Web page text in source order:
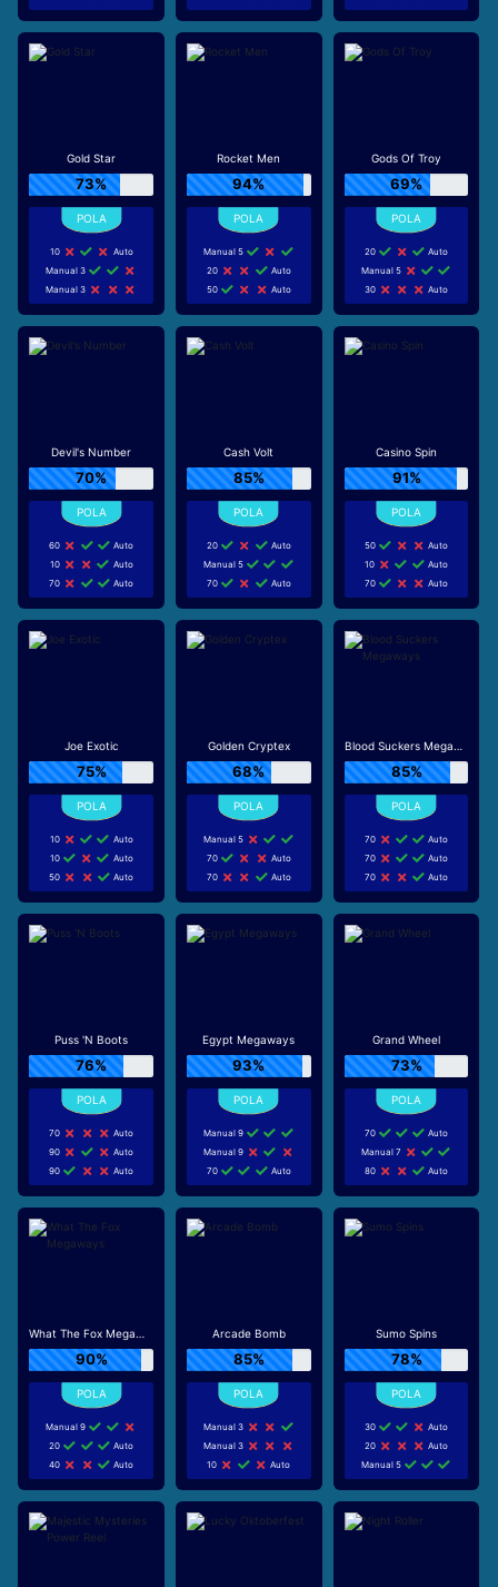
Gold Star
73%
10
Auto
Manual 3
Manual 3
Rocket Men
94%
Manual 5
20
Auto
50
Auto
Gods Of Troy
69%
20
Auto
Manual 5
30
Auto
Devil's Number
70%
60
Auto
10
Auto
70
Auto
Cash Volt
85%
20
Auto
Manual 5
70
Auto
Casino Spin
91%
50
Auto
10
Auto
70
Auto
Joe Exotic
75%
10
Auto
10
Auto
50
Auto
Golden Cryptex
68%
Manual 5
70
Auto
70
Auto
Blood Suckers Megaways
85%
70
Auto
70
Auto
70
Auto
Puss 'N Boots
76%
70
Auto
90
Auto
90
Auto
Egypt Megaways
93%
Manual 9
Manual 9
70
Auto
Grand Wheel
73%
70
Auto
Manual 7
80
Auto
What The Fox Megaways
90%
Manual 9
20
Auto
40
Auto
Arcade Bomb
85%
Manual 3
Manual 3
10
Auto
Sumo Spins
78%
30
Auto
20
Auto
Manual 5